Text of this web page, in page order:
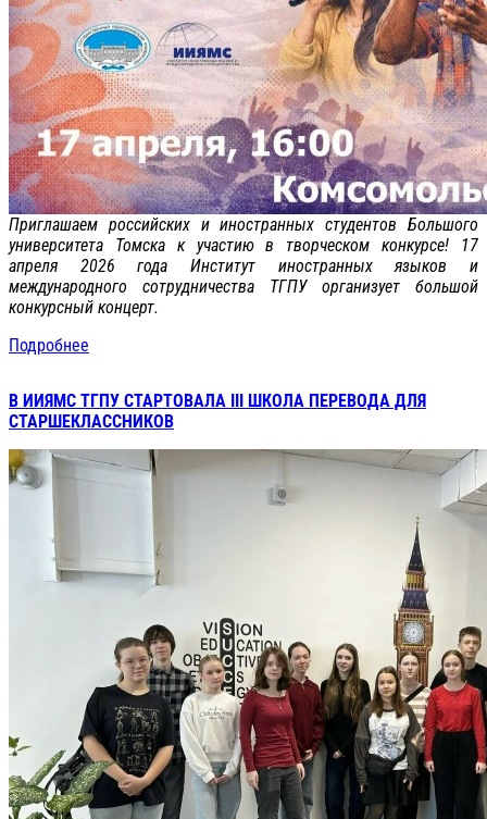
Приглашаем российских и иностранных студентов Большого
университета Томска к участию в творческом конкурсе! 17
апреля 2026 года Институт иностранных языков и
международного сотрудничества ТГПУ организует большой
конкурсный концерт.
Подробнее
В ИИЯМС ТГПУ СТАРТОВАЛА III ШКОЛА ПЕРЕВОДА ДЛЯ
СТАРШЕКЛАССНИКОВ